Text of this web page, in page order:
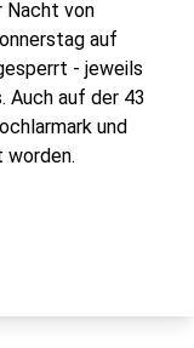
Nacht von
auf
- jeweils
Auch auf der 43
und
worden.